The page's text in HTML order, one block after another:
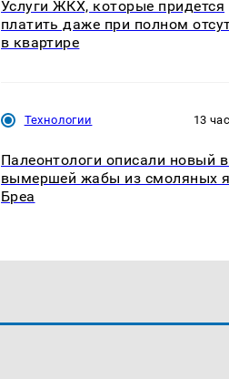
Услуги ЖКХ, которые придется
платить даже при полном
в квартире
Технологии 13
Палеонтологи описали новый
вымершей жабы из смоляных
Бреа